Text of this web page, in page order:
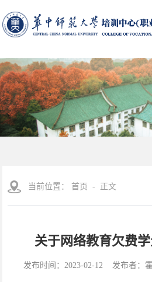
当前位置： 首页 - 正文
关于网络教育欠费
发布时间：2023-02-12 发布者：